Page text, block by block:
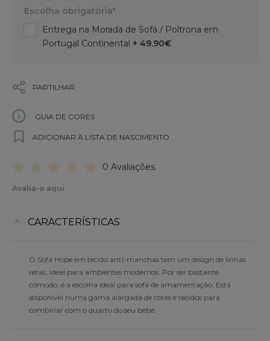
Escolha obrigatória*
Entrega na Morada de Sofá / Poltrona em
Portugal Continental + 49.90€
PARTILHAR
GUIA DE CORES
ADICIONAR À LISTA DE NASCIMENTO
0 Avaliações
Avalia-o aqui
CARACTERÍSTICAS
O Sofá Hope em tecido anti-manchas tem um design de linhas
retas, ideal para ambientes modernos. Por ser bastante
cómodo, é a escolha ideal para sofá de amamentação. Está
disponível numa gama alargada de cores e tecidos para
combinar com o quarto do seu bebé.